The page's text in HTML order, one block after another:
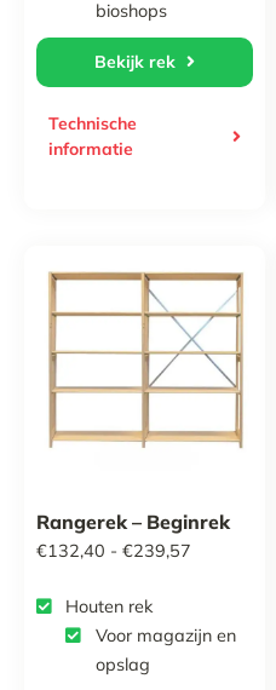
bioshops
Bekijk rek
Technische
informatie
Rangerek – Beginrek
€132,40 - €239,57Prijsklasse:
€239,57
Houten rek
Voor magazijn en
opslag